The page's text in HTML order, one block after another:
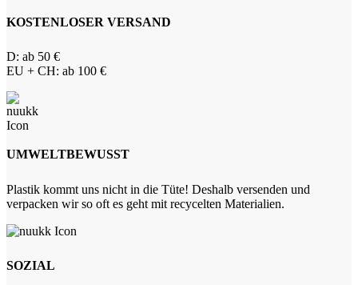
KOSTENLOSER VERSAND
D: ab 50 €
EU + CH: ab 100 €
UMWELTBEWUSST
Plastik kommt uns nicht in die Tüte! Deshalb versenden und
verpacken wir so oft es geht mit recycelten Materialien.
SOZIAL